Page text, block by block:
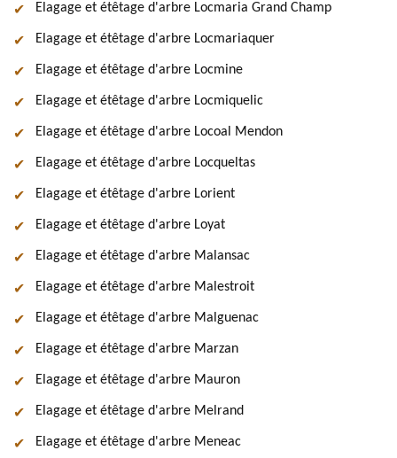
Elagage et étêtage d'arbre Locmaria Grand Champ
Elagage et étêtage d'arbre Locmariaquer
Elagage et étêtage d'arbre Locmine
Elagage et étêtage d'arbre Locmiquelic
Elagage et étêtage d'arbre Locoal Mendon
Elagage et étêtage d'arbre Locqueltas
Elagage et étêtage d'arbre Lorient
Elagage et étêtage d'arbre Loyat
Elagage et étêtage d'arbre Malansac
Elagage et étêtage d'arbre Malestroit
Elagage et étêtage d'arbre Malguenac
Elagage et étêtage d'arbre Marzan
Elagage et étêtage d'arbre Mauron
Elagage et étêtage d'arbre Melrand
Elagage et étêtage d'arbre Meneac